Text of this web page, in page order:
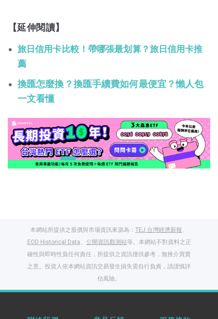
【延伸閱讀】
旅日信用卡比較！帶哪張最划算？旅日信用卡推
薦
換匯怎麼換？換匯手續費如何最便宜？懶人包
一文看懂
本網站所提供之股價與市場資訊來源為： TEJ 台灣經濟新報、
EOD Historical Data、 公開資訊觀測站等。本網站不對資料之正
確性與即時性負任何責任，所提供之資訊僅供參考，無推介買賣
之意。投資人依本網站資訊交易發生損失需自行負責，請謹慎評
估風險。